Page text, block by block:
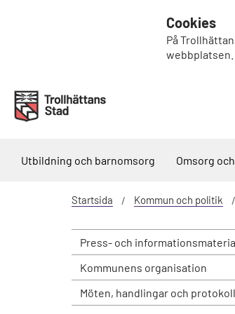
Cookies
På
webbplatsen.
Utbildning och barnomsorg Omsorg
Startsida Kommun och politik
Press- och
Kommunens organisation
Möten, handlingar och protokoll